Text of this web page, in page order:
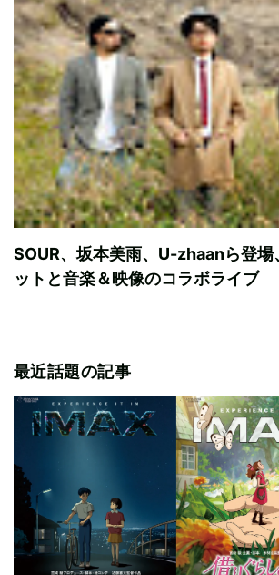
SOUR、坂本美雨、U-zhaanら登場
ットと音楽＆映像のコラボライブ
最近話題の記事